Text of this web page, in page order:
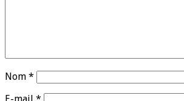
Nom *
E-mail *